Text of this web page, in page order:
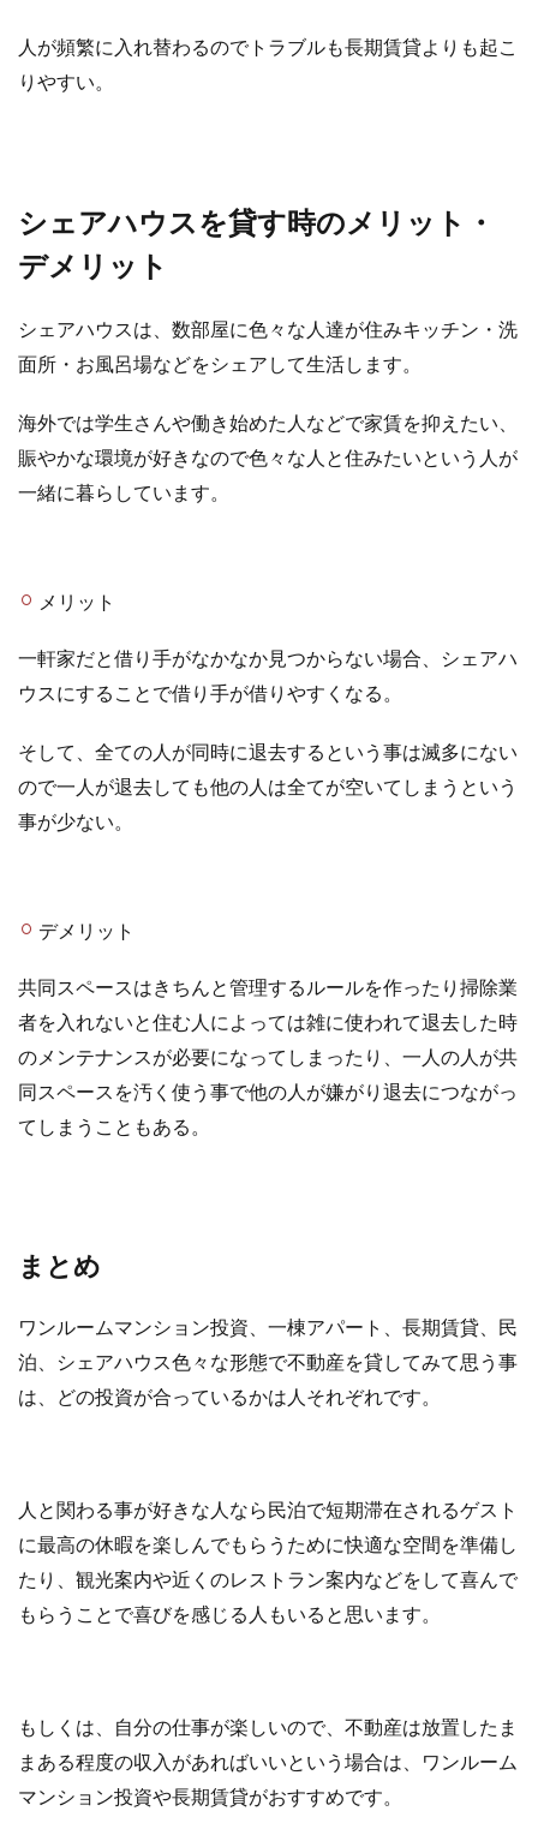
人が頻繁に入れ替わるのでトラブルも長期賃貸よりも起こ
りやすい。
シェアハウスを貸す時のメリット・
デメリット
シェアハウスは、数部屋に色々な人達が住みキッチン・洗
面所・お風呂場などをシェアして生活します。
海外では学生さんや働き始めた人などで家賃を抑えたい、
賑やかな環境が好きなので色々な人と住みたいという人が
一緒に暮らしています。
メリット
一軒家だと借り手がなかなか見つからない場合、シェアハ
ウスにすることで借り手が借りやすくなる。
そして、全ての人が同時に退去するという事は滅多にない
ので一人が退去しても他の人は全てが空いてしまうという
事が少ない。
デメリット
共同スペースはきちんと管理するルールを作ったり掃除業
者を入れないと住む人によっては雑に使われて退去した時
のメンテナンスが必要になってしまったり、一人の人が共
同スペースを汚く使う事で他の人が嫌がり退去につながっ
てしまうこともある。
まとめ
ワンルームマンション投資、一棟アパート、長期賃貸、民
泊、シェアハウス色々な形態で不動産を貸してみて思う事
は、どの投資が合っているかは人それぞれです。
人と関わる事が好きな人なら民泊で短期滞在されるゲスト
に最高の休暇を楽しんでもらうために快適な空間を準備し
たり、観光案内や近くのレストラン案内などをして喜んで
もらうことで喜びを感じる人もいると思います。
もしくは、自分の仕事が楽しいので、不動産は放置したま
まある程度の収入があればいいという場合は、ワンルーム
マンション投資や長期賃貸がおすすめです。